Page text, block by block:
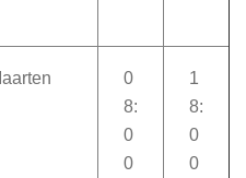
0
8:
0
0
1
8:
0
0